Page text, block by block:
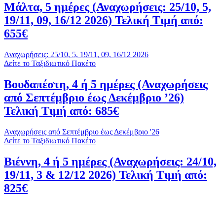
Μάλτα, 5 ημέρες (Αναχωρήσεις: 25/10, 5,
19/11, 09, 16/12 2026) Τελική Τιμή από:
655€
Αναχωρήσεις: 25/10, 5, 19/11, 09, 16/12 2026
Δείτε το Ταξιδιωτικό Πακέτο
Βουδαπέστη, 4 ή 5 ημέρες (Αναχωρήσεις
από Σεπτέμβριο έως Δεκέμβριο ’26)
Τελική Τιμή από: 685€
Αναχωρήσεις από Σεπτέμβριο έως Δεκέμβριο '26
Δείτε το Ταξιδιωτικό Πακέτο
Βιέννη, 4 ή 5 ημέρες (Αναχωρήσεις: 24/10,
19/11, 3 & 12/12 2026) Τελική Τιμή από:
825€